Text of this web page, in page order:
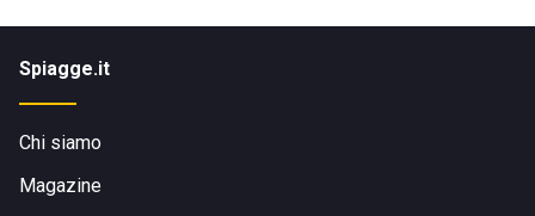
Spiagge.it
Chi siamo
Magazine